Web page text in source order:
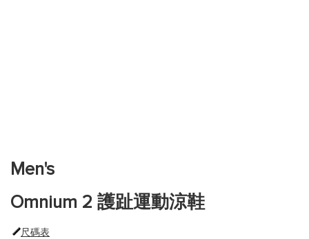
庫
開
Men's
Omnium 2 護趾運動涼鞋
尺碼表